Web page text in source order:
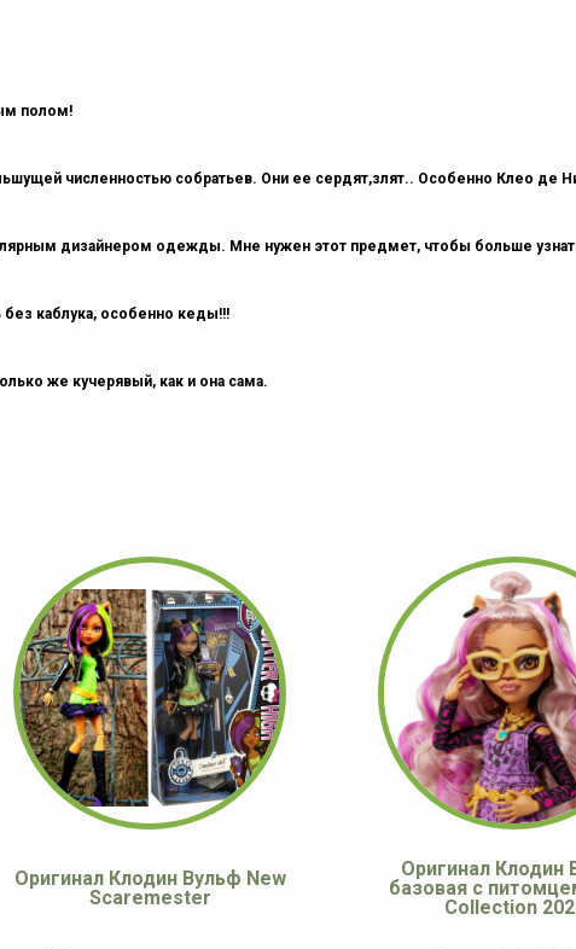
полом!
численностью собратьев. Они ее сердят,злят.. Особенно Клео де
дизайнером одежды. Мне нужен этот предмет, чтобы больше
без каблука, особенно кеды!!!
же кучерявый, как и она сама.
Оригинал Клодин Вульф New
Scaremester
Оригинал Клодин
базовая с
Collection